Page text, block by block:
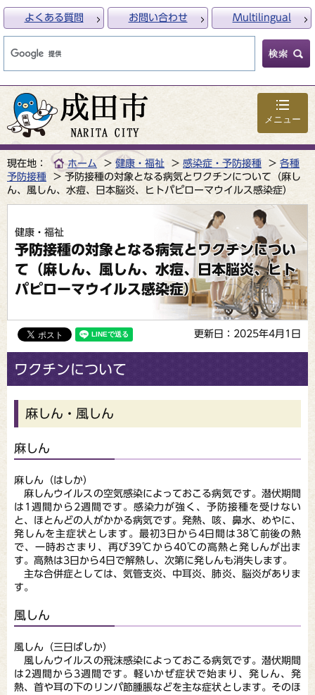
メニュー
よくある質問 お問い合わせ Multilingual
現在地： ホーム 健康・福祉 感染症・予防接種
各種
予防接種
予防接種の対象となる病気とワクチンについて（麻し
ん、風しん、水痘、日本脳炎、ヒトパピローマウイルス感染症）
健康・福祉
予防接種の対象となる病気とワクチンについ
て（麻しん、風しん、水痘、日本脳炎、ヒト
パピローマウイルス感染症）
更新日：2025年4月1日
ワクチンについて
麻しん・風しん
麻しん
麻しん（はしか）
麻しんウイルスの空気感染によっておこる病気です。潜伏期間
は1週間から2週間です。感染力が強く、予防接種を受けない
と、ほとんどの人がかかる病気です。発熱、咳、鼻水、めやに、
発しんを主症状とします。最初3日から4日間は38℃前後の熱
で、一時おさまり、再び39℃から40℃の高熱と発しんが出ま
す。高熱は3日から4日で解熱し、次第に発しんも消失します。
主な合併症としては、気管支炎、中耳炎、肺炎、脳炎がありま
す。
風しん
風しん（三日ばしか）
風しんウイルスの飛沫感染によっておこる病気です。潜伏期間
は2週間から3週間です。軽いかぜ症状で始まり、発しん、発
熱、首や耳の下のリンパ節腫脹などを主な症状とします。そのほ